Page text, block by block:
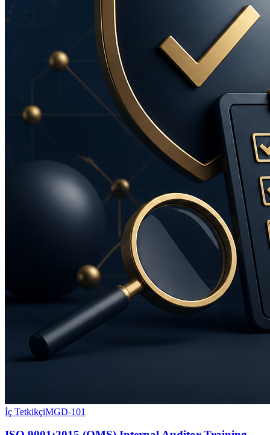
İç TetkikçiMGD-101